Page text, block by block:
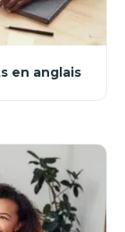
en anglais